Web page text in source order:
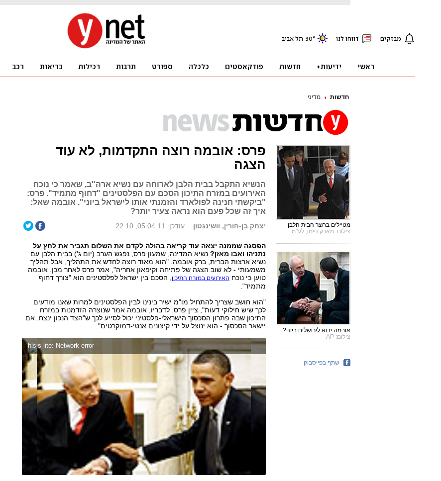
חדשות מדיני
פרס: אובמה רוצה התקדמות, לא עוד
הצגה
הנשיא התקבל בבית הלבן לארוחה עם נשיא ארה"ב, שאמר כי נוכח
האירועים במזרח התיכון הסכם עם הפלסטינים "דחוף מתמיד". פרס:
"ביקשתי חנינה לפולארד והזמנתי אותו לישראל ביוני". אובמה שאל:
איך זה שכל פעם הוא נראה צעיר יותר?
יצחק בן-חורין, וושינגטון עודכן: 05.04.11, 22:10
הפסגה שממנה יצאה עוד קריאה בהולה לקדם את השלום תגביר את לחץ על
נתניהו ואבו מאזן?נשיא המדינה, שמעון פרס, נפגש הערב (יום ג') בבית הלבן עם
נשיא ארצות הברית, ברק אובמה. "הוא מאוד רוצה לחדש את התהליך, אבל תהליך
משמעותי - לא שוב הצגה של פתיחה וקיפאון אחריה", אמר פרס לאחר מכן. אובמה
טוען כי נוכח האירועים במזרח התיכון, הסכם בין ישראל לפלסטינים הוא "צורך דחוף
מתמיד".
"הוא חושב שצריך להתחיל מו"מ ישיר בינינו לבין הפלסטינים למרות שאנו מודעים
לכך שיש חילוקי דעות", ציין פרס. לדבריו, אובמה אמר שנוצרה הזדמנות במזרח
התיכון שבה פתרון הסכסוך הישראלי-פלסטיני יכול לסייע לכך ש"הצד הנכון ינצח. אם
יישאר הסכסוך - הוא ינוצל על ידי קיצונים אנטי-דמוקרטים".
hlsjs-lite: Network error
מטיילים בחצר הבית הלבן
צילום: מארק ניימן, לע"מ
אובמה יבוא לירושלים ביוני?
צילום: AP
שתף בפייסבוק